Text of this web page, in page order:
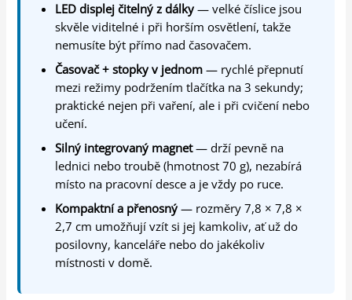
LED displej čitelný z dálky — velké číslice jsou
skvěle viditelné i při horším osvětlení, takže
nemusíte být přímo nad časovačem.
Časovač + stopky v jednom — rychlé přepnutí
mezi režimy podržením tlačítka na 3 sekundy;
praktické nejen při vaření, ale i při cvičení nebo
učení.
Silný integrovaný magnet— drží pevně na
lednici nebo troubě (hmotnost 70 g), nezabírá
místo na pracovní desce a je vždy po ruce.
Kompaktní a přenosný — rozměry 7,8 × 7,8 ×
2,7 cm umožňují vzít si jej kamkoliv, ať už do
posilovny, kanceláře nebo do jakékoliv
místnosti v domě.